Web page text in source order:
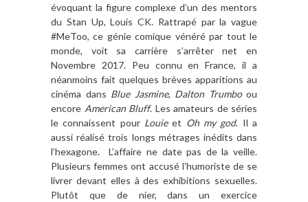
évoquant la figure complexe d’un des mentors
du Stan Up, Louis CK. Rattrapé par la vague
#MeToo, ce génie comique vénéré par tout le
monde, voit sa carrière s’arrêter net en
Novembre 2017. Peu connu en France, il a
néanmoins fait quelques brèves apparitions au
cinéma dans Blue Jasmine, Dalton Trumboou
encore American Bluff. Les amateurs de séries
le connaissent pour Louieet Oh my god. Il a
aussi réalisé trois longs métrages inédits dans
l’hexagone. L’affaire ne date pas de la veille.
Plusieurs femmes ont accusé l’humoriste de se
livrer devant elles à des exhibitions sexuelles.
Plutôt que de nier, dans un exercice